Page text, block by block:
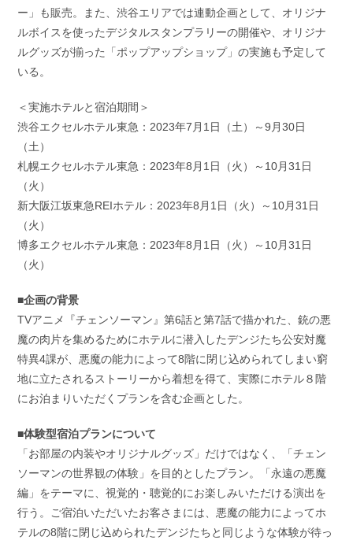
ー」も販売。また、渋谷エリアでは連動企画として、オリジナ
ルボイスを使ったデジタルスタンプラリーの開催や、オリジナ
ルグッズが揃った「ポップアップショップ」の実施も予定して
いる。
＜実施ホテルと宿泊期間＞
渋谷エクセルホテル東急：2023年7月1日（土）～9月30日
（土）
札幌エクセルホテル東急：2023年8月1日（火）～10月31日
（火）
新大阪江坂東急REIホテル：2023年8月1日（火）～10月31日
（火）
博多エクセルホテル東急：2023年8月1日（火）～10月31日
（火）
■企画の背景
TVアニメ『チェンソーマン』第6話と第7話で描かれた、銃の悪
魔の肉片を集めるためにホテルに潜入したデンジたち公安対魔
特異4課が、悪魔の能力によって8階に閉じ込められてしまい窮
地に立たされるストーリーから着想を得て、実際にホテル８階
にお泊まりいただくプランを含む企画とした。
■体験型宿泊プランについて
「お部屋の内装やオリジナルグッズ」だけではなく、「チェン
ソーマンの世界観の体験」を目的としたプラン。「永遠の悪魔
編」をテーマに、視覚的・聴覚的にお楽しみいただける演出を
行う。ご宿泊いただいたお客さまには、悪魔の能力によってホ
テルの8階に閉じ込められたデンジたちと同じような体験が待っ